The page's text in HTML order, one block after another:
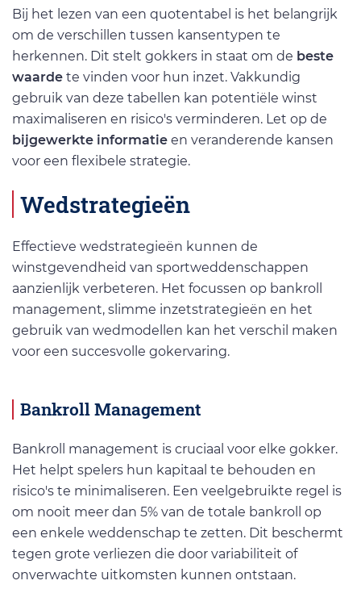
Bij het lezen van een quotentabel is het belangrijk
om de verschillen tussen kansentypen te
herkennen. Dit stelt gokkers in staat om de beste
waarde te vinden voor hun inzet. Vakkundig
gebruik van deze tabellen kan potentiële winst
maximaliseren en risico's verminderen. Let op de
bijgewerkte informatie en veranderende kansen
voor een flexibele strategie.
Wedstrategieën
Effectieve wedstrategieën kunnen de
winstgevendheid van sportweddenschappen
aanzienlijk verbeteren. Het focussen op bankroll
management, slimme inzetstrategieën en het
gebruik van wedmodellen kan het verschil maken
voor een succesvolle gokervaring.
Bankroll Management
Bankroll management is cruciaal voor elke gokker.
Het helpt spelers hun kapitaal te behouden en
risico's te minimaliseren. Een veelgebruikte regel is
om nooit meer dan 5% van de totale bankroll op
een enkele weddenschap te zetten. Dit beschermt
tegen grote verliezen die door variabiliteit of
onverwachte uitkomsten kunnen ontstaan.